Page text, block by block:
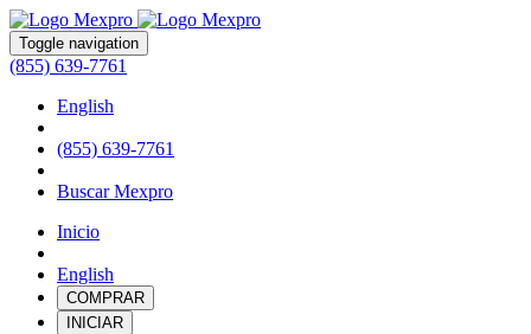
Toggle navigation
(855) 639-7761
English
(855) 639-7761
Buscar Mexpro
Inicio
English
COMPRAR
INICIAR